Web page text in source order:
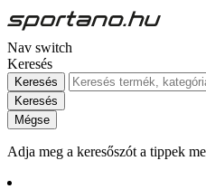
Nav switch
Keresés
Keresés
Keresés
Mégse
Adja meg a keresőszót a tippek